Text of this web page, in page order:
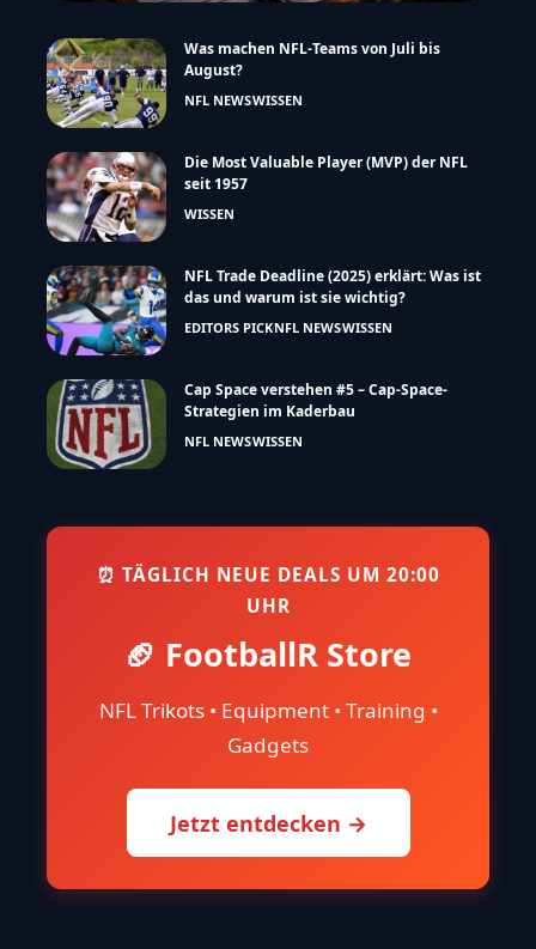
Was machen NFL-Teams von Juli bis
August?
NFL NEWSWISSEN
Die Most Valuable Player (MVP) der NFL
seit 1957
WISSEN
NFL Trade Deadline (2025) erklärt: Was ist
das und warum ist sie wichtig?
EDITORS PICKNFL NEWSWISSEN
Cap Space verstehen #5 – Cap-Space-
Strategien im Kaderbau
NFL NEWSWISSEN
⏰ TÄGLICH NEUE DEALS UM 20:00
UHR
🏈 FootballR Store
NFL Trikots • Equipment • Training •
Gadgets
Jetzt entdecken →